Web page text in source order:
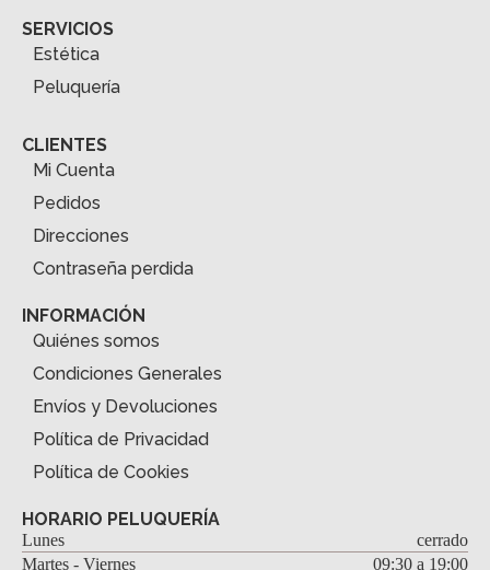
SERVICIOS
Estética
Peluquería
CLIENTES
Mi Cuenta
Pedidos
Direcciones
Contraseña perdida
INFORMACIÓN
Quiénes somos
Condiciones Generales
Envíos y Devoluciones
Política de Privacidad
Política de Cookies
HORARIO PELUQUERÍA
Lunes
cerrado
Martes - Viernes
09:30 a 19:00